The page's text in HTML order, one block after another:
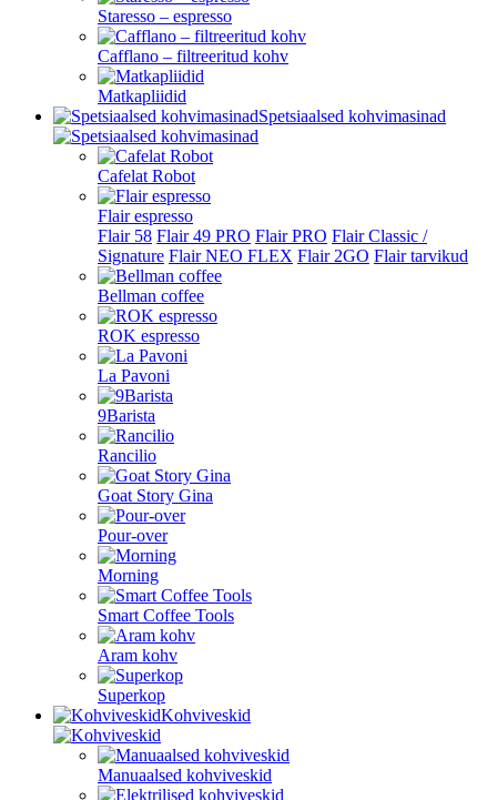
Staresso – espresso
Cafflano – filtreeritud kohv
Matkapliidid
Spetsiaalsed kohvimasinad
Cafelat Robot
Flair espresso
Flair 58 Flair 49 PRO Flair PRO Flair Classic /
Signature Flair NEO FLEX Flair 2GO Flair tarvikud
Bellman coffee
ROK espresso
La Pavoni
9Barista
Rancilio
Goat Story Gina
Pour-over
Morning
Smart Coffee Tools
Aram kohv
Superkop
Kohviveskid
Manuaalsed kohviveskid